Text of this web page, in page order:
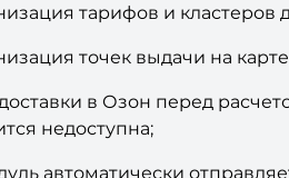
тарифов и кластеров
точек выдачи на
в Озон перед
недоступна;
автоматически